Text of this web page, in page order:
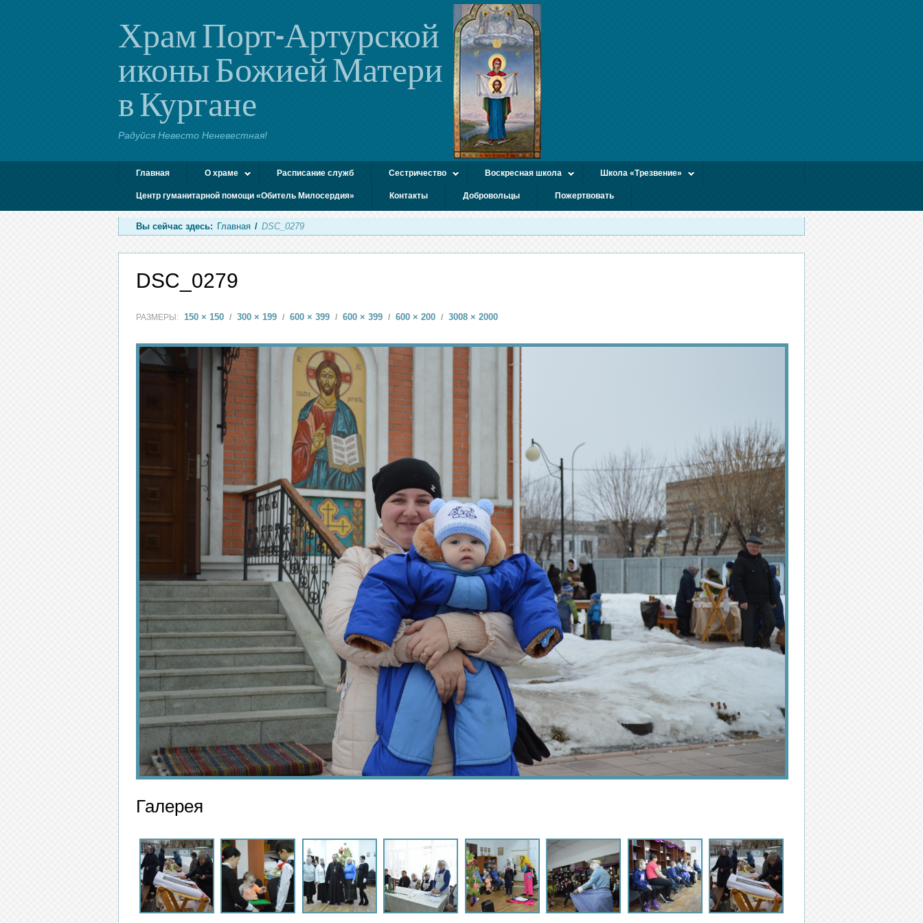
Храм Порт-Артурской
иконы Божией Матери
в Кургане
Радуйся Невесто Неневестная!
Главная О храме Расписание служб Сестричество Воскресная школа Школа «Трезвение»
Центр гуманитарной помощи «Обитель Милосердия» Контакты Добровольцы Пожертвовать
Вы сейчас здесь: Главная / DSC_0279
DSC_0279
РАЗМЕРЫ: 150 × 150 / 300 × 199 / 600 × 399 / 600 × 399 / 600 × 200 / 3008 × 2000
Галерея